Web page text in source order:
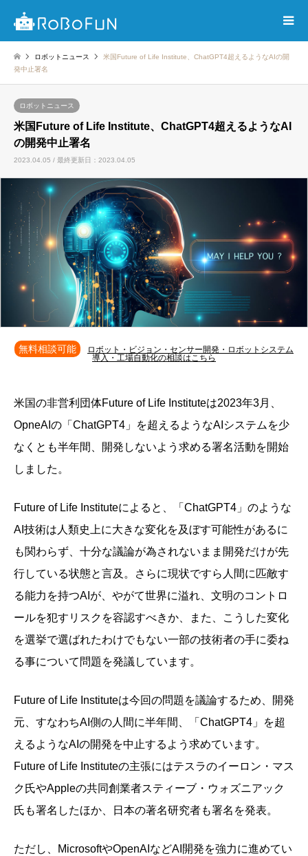
ロボットニュース
米国Future of Life Institute、ChatGPT4超えるようなAIの開
発中止署名
ロボットニュース
米国Future of Life Institute、ChatGPT4超えるようなAI
の開発中止署名
2023.04.05 / 最終更新日：2023.04.05
無料相談可能
ロボット・ビジョン・センサー開発・ロボットシステム
導入・工場自動化の相談はこちら
米国の非営利団体Future of Life Instituteは2023年3月、
OpneAIの「ChatGPT4」を超えるようなAIシステムを少
なくとも半年間、開発しないよう求める署名活動を開始
しました。
Future of Life Instituteによると、「ChatGPT4」のような
AI技術は人類史上に大きな変化を及ぼす可能性があるに
も関わらず、十分な議論が為されないまま開発だけが先
行している状態と言及。さらに現状ですら人間に匹敵す
る能力を持つAIが、やがて世界に溢れ、文明のコントロ
ールを犯すリスクを容認すべきか、また、こうした変化
を選挙で選ばれたわけでもない一部の技術者の手に委ね
る事について問題を発議しています。
Future of Life Instituteは今回の問題を議論するため、開発
元、すなわちAI側の人間に半年間、「ChatGPT4」を超
えるようなAIの開発を中止するよう求めています。
Future of Life Instituteの主張にはテスラのイーロン・マス
ク氏やAppleの共同創業者スティーブ・ウォズニアック
氏も署名したほか、日本の著名研究者も署名を発表。
ただし、MicrosoftやOpenAIなどAI開発を強力に進めてい